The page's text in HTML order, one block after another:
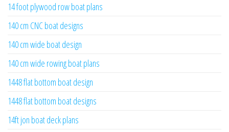
14 foot plywood row boat plans
140 cm CNC boat designs
140 cm wide boat design
140 cm wide rowing boat plans
1448 flat bottom boat design
1448 flat bottom boat designs
14ft jon boat deck plans